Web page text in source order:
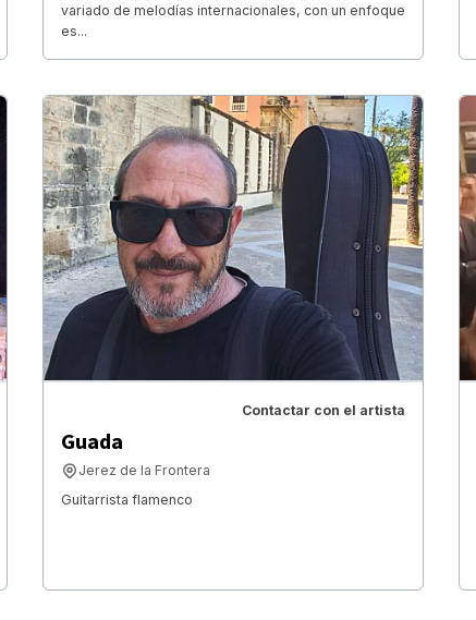
variado de melodías internacionales, con un enfoque
es...
Contactar con el artista
Guada
Jerez de la Frontera
Guitarrista flamenco